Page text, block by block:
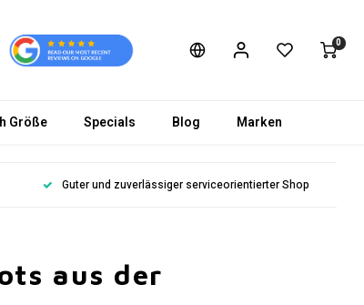
0
Größe Specials Blog Marken
Guter und zuverlässiger serviceorientierter Shop
aus der